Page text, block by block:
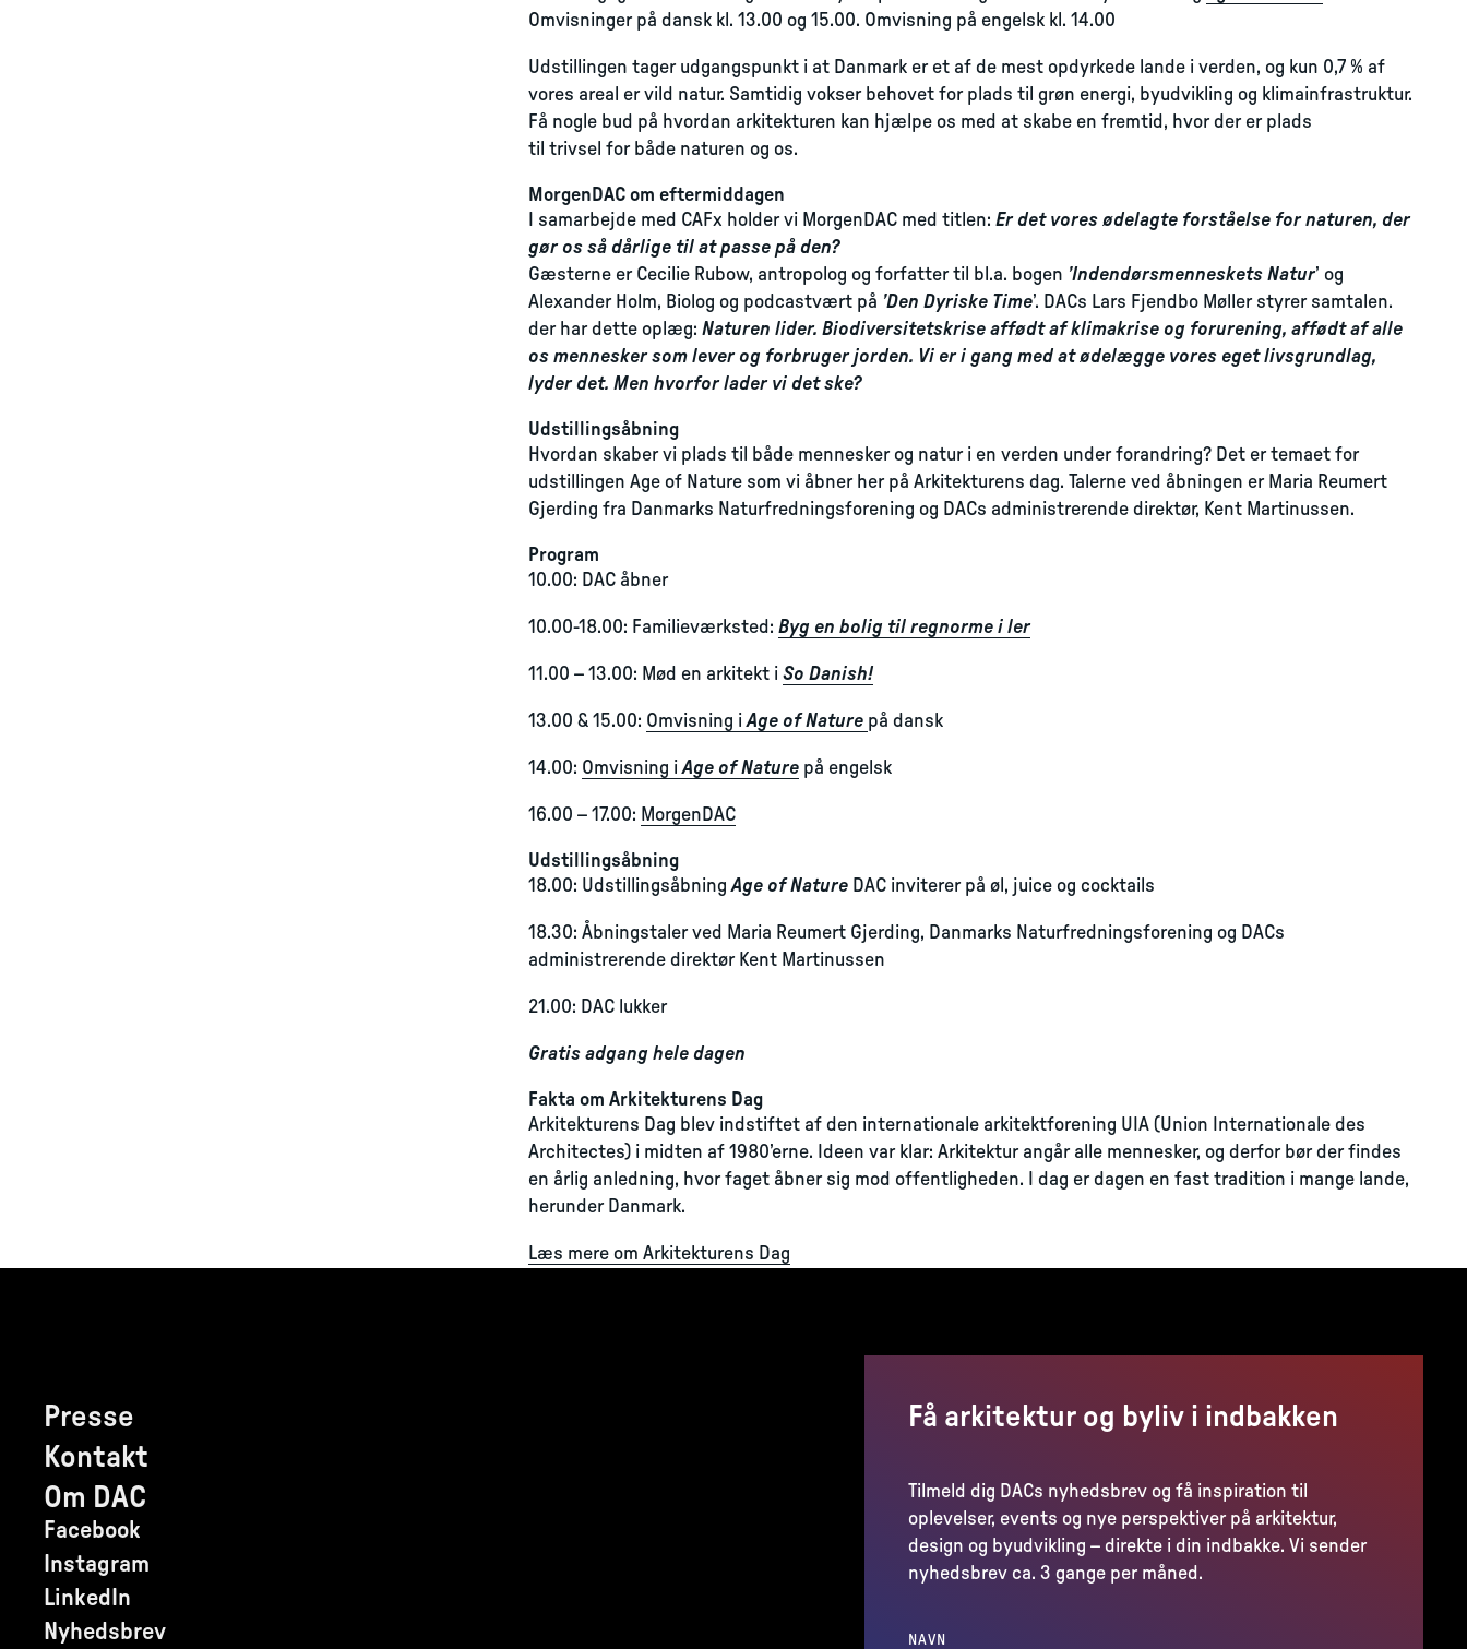
Omvisninger på dansk kl. 13.00 og 15.00. Omvisning på engelsk kl. 14.00
Udstillingen tager udgangspunkt i at Danmark er et af de mest opdyrkede lande i verden, og kun 0,7 % af
vores areal er vild natur. Samtidig vokser behovet for plads til grøn energi, byudvikling og klimainfrastruktur.
Få nogle bud på hvordan arkitekturen kan hjælpe os med at skabe en fremtid, hvor der er plads
til trivsel for både naturen og os.
MorgenDAC om eftermiddagen
I samarbejde med CAFx holder vi MorgenDAC med titlen: Er det vores ødelagte forståelse for naturen, der
gør os så dårlige til at passe på den?
Gæsterne er Cecilie Rubow, antropolog og forfatter til bl.a. bogen ’Indendørsmenneskets Natur’ og
Alexander Holm, Biolog og podcastvært på ’Den Dyriske Time’. DACs Lars Fjendbo Møller styrer samtalen.
der har dette oplæg: Naturen lider. Biodiversitetskrise affødt af klimakrise og forurening, affødt af alle
os mennesker som lever og forbruger jorden. Vi er i gang med at ødelægge vores eget livsgrundlag,
lyder det. Men hvorfor lader vi det ske?
Udstillingsåbning
Hvordan skaber vi plads til både mennesker og natur i en verden under forandring? Det er temaet for
udstillingen Age of Nature som vi åbner her på Arkitekturens dag. Talerne ved åbningen er Maria Reumert
Gjerding fra Danmarks Naturfredningsforening og DACs administrerende direktør, Kent Martinussen.
Program
10.00: DAC åbner
10.00-18.00: Familieværksted: Byg en bolig til regnorme i ler
11.00 – 13.00: Mød en arkitekt i So Danish!
13.00 & 15.00: Omvisning iAge of Nature på dansk
14.00: Omvisning iAge of Nature på engelsk
16.00 – 17.00: MorgenDAC
Udstillingsåbning
18.00: UdstillingsåbningAge of Nature DAC inviterer på øl, juice og cocktails
18.30: Åbningstaler ved Maria Reumert Gjerding, Danmarks Naturfredningsforening og DACs
administrerende direktør Kent Martinussen
21.00: DAC lukker
Gratis adgang hele dagen
Fakta om Arkitekturens Dag
Arkitekturens Dag blev indstiftet af den internationale arkitektforening UIA (Union Internationale des
Architectes) i midten af 1980’erne. Ideen var klar: Arkitektur angår alle mennesker, og derfor bør der findes
en årlig anledning, hvor faget åbner sig mod offentligheden. I dag er dagen en fast tradition i mange lande,
herunder Danmark.
Læs mere om Arkitekturens Dag
Presse
Kontakt
Om DAC
Facebook
Instagram
LinkedIn
Nyhedsbrev
Få arkitektur og byliv i indbakken
Tilmeld dig DACs nyhedsbrev og få inspiration til
oplevelser, events og nye perspektiver på arkitektur,
design og byudvikling – direkte i din indbakke. Vi sender
nyhedsbrev ca. 3 gange per måned.
NAVN